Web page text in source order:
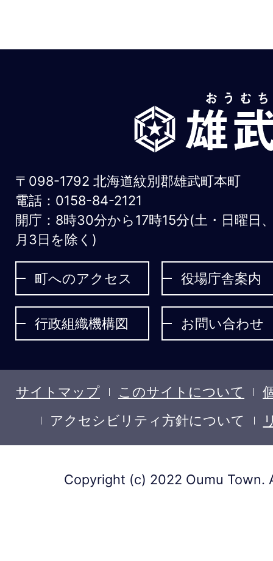
お
う
む
ち
ょ
う
〒098-1792 北海道紋別郡雄武町本町
電話：0158-84-2121
開庁：8時30分から17時15分(土・日曜日
月3日を除く)
町へのアクセス 役場庁舎案内
行政組織機構図 お問い合わせ
サイトマップ このサイトについて
アクセシビリティ方針について
Copyright (c) 2022 Oumu Town.